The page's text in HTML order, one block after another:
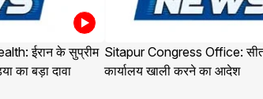
ईरान के सुप्रीम
का बड़ा दावा
Sitapur Congress Office:
कार्यालय खाली करने का आदेश